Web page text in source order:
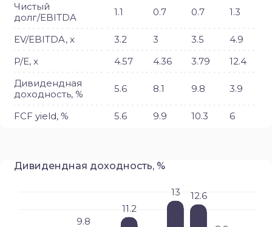
Чистый
долг/EBITDA
1.1 0.7 0.7 1.3
EV/EBITDA, x 3.2 3 3.5 4.9
P/E, x
4.57 4.36 3.79 12.4
Дивидендная
доходность, %
5.6 8.1 9.8 3.9
FCF yield, % 5.6 9.9 10.3 6
Дивидендная доходность, %